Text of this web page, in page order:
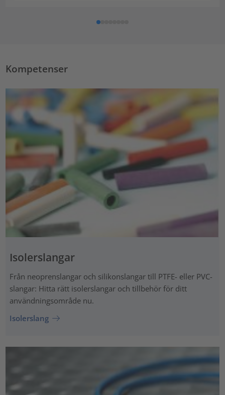
Kompetenser
Isolerslangar
Från neoprenslangar och silikonslangar till PTFE- eller PVC-
slangar: Hitta rätt isolerslangar och tillbehör för ditt
användningsområde nu.
Isolerslang